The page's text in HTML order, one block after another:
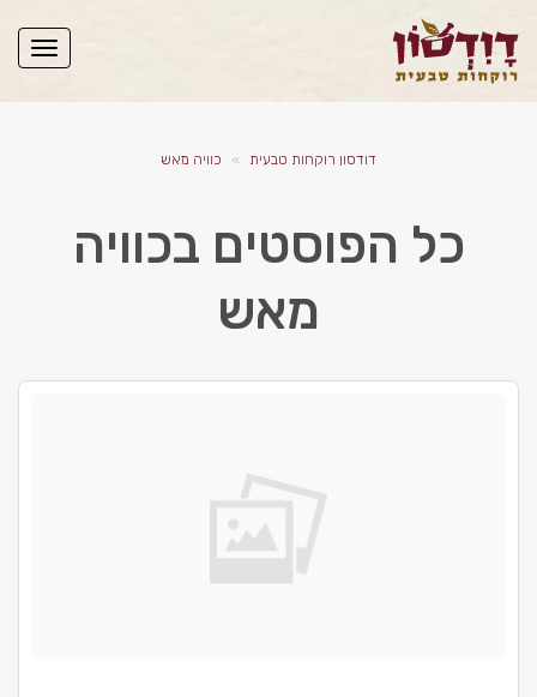
דודסון רוקחות טבעית » כוויה מאש
כל הפוסטים בכוויה
מאש